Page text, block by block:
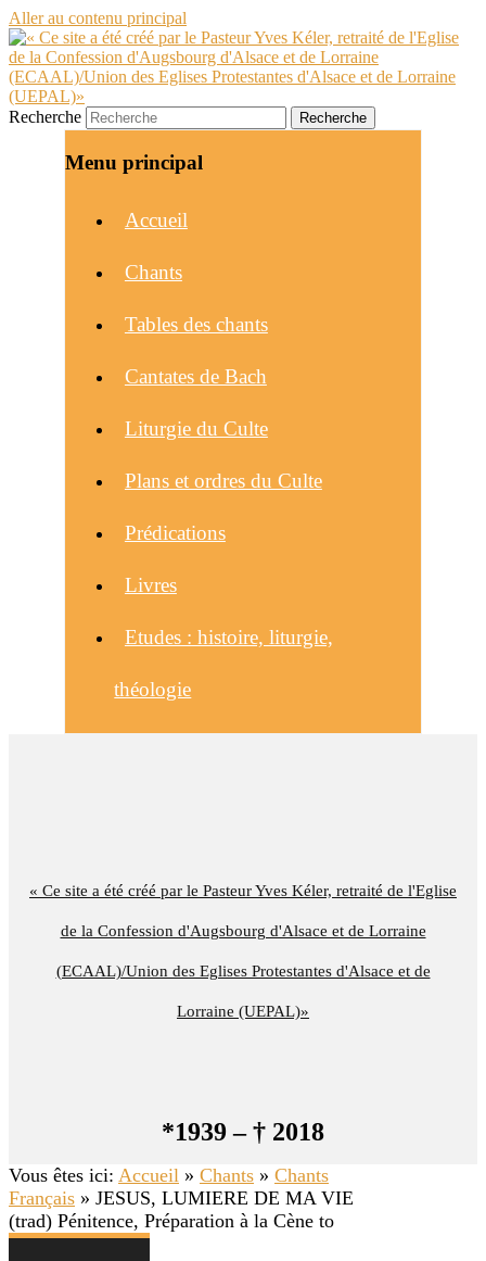
Aller au contenu principal
« Ce site a été créé par le Pasteur Yves Kéler, retraité de l'Eglise
de la Confession d'Augsbourg d'Alsace et de Lorraine
(ECAAL)/Union des Eglises Protestantes d'Alsace et de
Lorraine (UEPAL)»
*1939 – † 2018
Recherche
Menu principal
Accueil
Chants
Tables des chants
Cantates de Bach
Liturgie du Culte
Plans et ordres du Culte
Prédications
Livres
Etudes : histoire, liturgie,
théologie
Vous êtes ici: Accueil » Chants » Chants
Français » JESUS, LUMIERE DE MA VIE
(trad) Pénitence, Préparation à la Cène to